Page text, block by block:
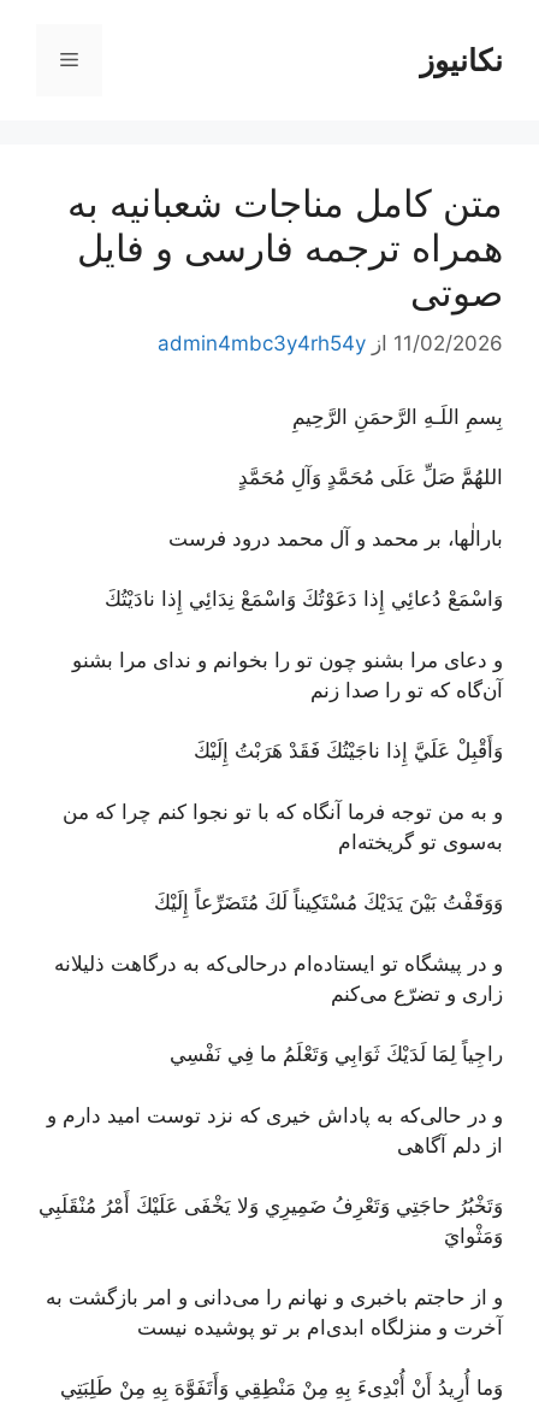
محتوانکانیوز فهرست
متن کامل مناجات شعبانیه به
همراه ترجمه فارسی و فایل
صوتی
11/02/2026 از admin4mbc3y4rh54y
بِسمِ اللَـهِ الرَّحمَنِ الرَّحِيمِ
اللهُمَّ صَلِّ عَلَى مُحَمَّدٍ وَآلِ مُحَمَّدٍ
بارالٰها، بر محمد و آل محمد درود فرست
وَاسْمَعْ دُعائِي إِذا دَعَوْتُكَ وَاسْمَعْ نِدَائِي إِذا نادَيْتُكَ
و دعای مرا بشنو چون تو را بخوانم و ندای مرا بشنو
آن‌گاه که تو را صدا زنم
وَأَقْبِلْ عَلَيَّ إِذا ناجَيْتُكَ فَقَدْ هَرَبْتُ إِلَيْكَ
و به من توجه فرما آنگاه که با تو نجوا کنم چرا که من
به‌سوی تو گریخته‌ام
وَوَقَفْتُ بَيْنَ يَدَيْكَ مُسْتَكِيناً لَكَ مُتَضَرِّعاً إِلَيْكَ
و در پیشگاه تو ایستاده‌ام درحالی‌که به درگاهت ذلیلانه
زاری و تضرّع می‌کنم
راجِياً لِمَا لَدَيْكَ ثَوَابِي وَتَعْلَمُ ما فِي نَفْسِي
و در حالی‌که به پاداش خیری که نزد توست امید دارم و
از دلم آگاهی
وَتَخْبُرُ حاجَتِي وَتَعْرِفُ ضَمِيرِي وَلا يَخْفَى عَلَيْكَ أَمْرُ مُنْقَلَبِي
وَمَثْوايَ
و از حاجتم باخبری و نهانم را می‌دانی و امر بازگشت به
آخرت و منزلگاه ابدی‌ام بر تو پوشیده نیست
وَما أُرِيدُ أَنْ أُبْدِىءَ بِهِ مِنْ مَنْطِقِي وَأَتَفَوَّهَ بِهِ مِنْ طَلِبَتِي